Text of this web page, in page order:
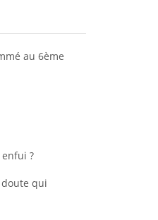
au 6ème
?
qui